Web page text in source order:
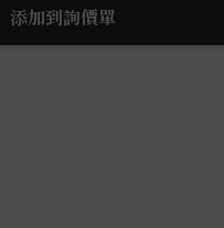
添加到詢價單